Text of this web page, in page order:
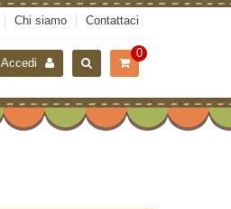
Chi siamo Contattaci
0
Accedi